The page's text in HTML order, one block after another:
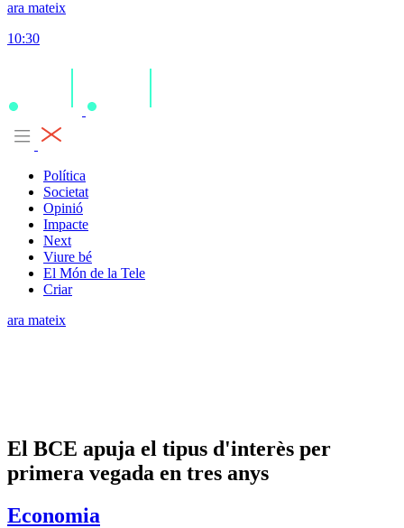
ara mateix
10:30
Política
Societat
Opinió
Impacte
Next
Viure bé
El Món de la Tele
Criar
ara mateix
El BCE apuja el tipus d'interès per
primera vegada en tres anys
Economia